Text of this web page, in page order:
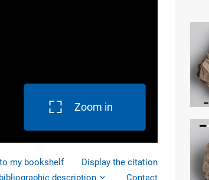
Zoom in
my bookshelf
Display the citation
description
Contact